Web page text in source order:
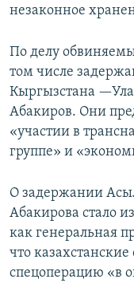
незаконное
По делу
том числе
Кыргызстана
Абакиров. Они
«участии в
группе» и
О задержании
Абакирова стало
как генеральная
что
спецоперацию «в